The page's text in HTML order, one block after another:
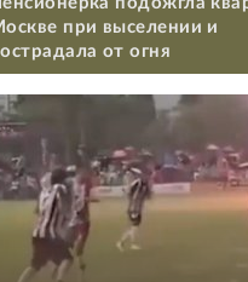
при выселении и
от огня